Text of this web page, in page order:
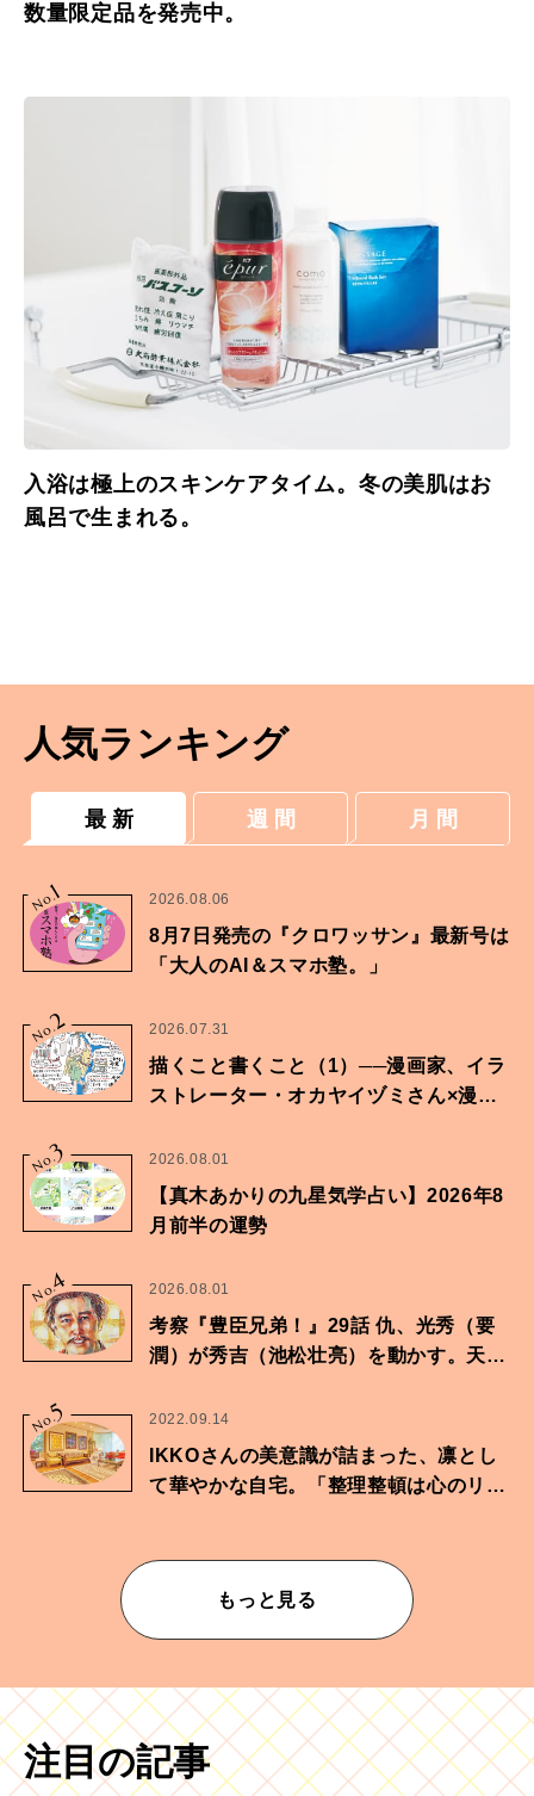
数量限定品を発売中。
入浴は極上のスキンケアタイム。冬の美肌はお
風呂で生まれる。
人気ランキング
最 新 週 間 月 間
No.
1 2026.08.06
8月7日発売の『クロワッサン』最新号は
「大人のAI＆スマホ塾。」
No.2 2026.07.31
描くこと書くこと（1）──漫画家、イラ
ストレーター・オカヤイヅミさん×漫画
No.3 2026.08.01
【真木あかりの九星気学占い】2026年8
月前半の運勢
No.
4 2026.08.01
考察『豊臣兄弟！』29話 仇、光秀（要
潤）が秀吉（池松壮亮）を動かす。天下
No.5 2022.09.14
IKKOさんの美意識が詰まった、凛とし
て華やかな自宅。「整理整頓は心のリズ
もっと見る
注目の記事